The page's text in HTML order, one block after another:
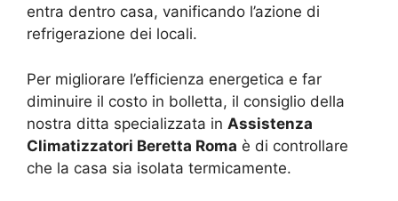
entra dentro casa, vanificando l’azione di
refrigerazione dei locali.
Per migliorare l’efficienza energetica e far
diminuire il costo in bolletta, il consiglio della
nostra ditta specializzata in Assistenza
Climatizzatori Beretta Roma è di controllare
che la casa sia isolata termicamente.